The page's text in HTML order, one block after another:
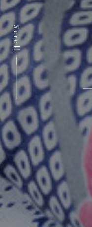
Scroll